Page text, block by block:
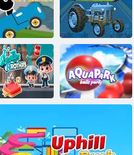
Kiaušinių lenktynės
„Ducky Si
Pembalap“
Pieškite ir
važiuokite!
Motorolerių
broliai
Vandens parko
balių vakarėlis